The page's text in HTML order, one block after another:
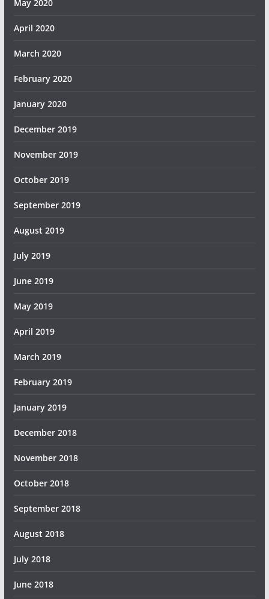
May 2020
April 2020
March 2020
February 2020
January 2020
December 2019
November 2019
October 2019
September 2019
August 2019
July 2019
June 2019
May 2019
April 2019
March 2019
February 2019
January 2019
December 2018
November 2018
October 2018
September 2018
August 2018
July 2018
June 2018